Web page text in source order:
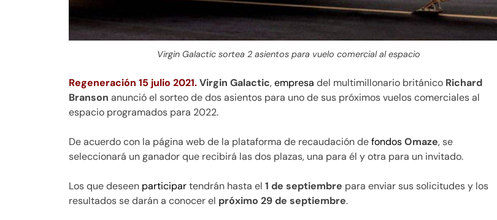
Virgin Galactic sortea 2 asientos para vuelo comercial al espacio
Regeneración 15 julio 2021.Virgin Galactic,empresa del multimillonario británico Richard
Branson anunció el sorteo de dos asientos para uno de sus próximos vuelos comerciales al
espacio programados para 2022.
De acuerdo con la página web de la plataforma de recaudación defondosOmaze, se
seleccionará un ganador que recibirá las dos plazas, una para él y otra para un invitado.
Los que deseen participartendrán hasta el 1 de septiembre para enviar sus solicitudes y los
resultados se darán a conocer el próximo 29 de septiembre.